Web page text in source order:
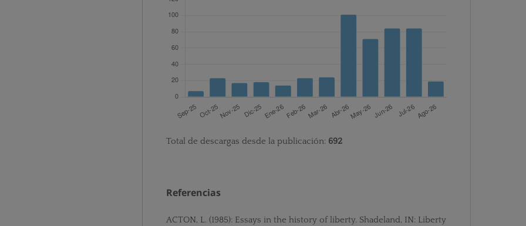
Total de descargas desde la publicación: 692
Referencias
ACTON, L. (1985): Essays in the history of liberty. Shadeland, IN: Liberty